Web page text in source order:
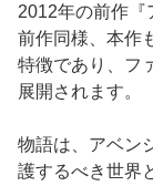
2012年の前作『
前作同様、本作
特徴であり、フ
展開されます。
物語は、アベン
護するべき世界